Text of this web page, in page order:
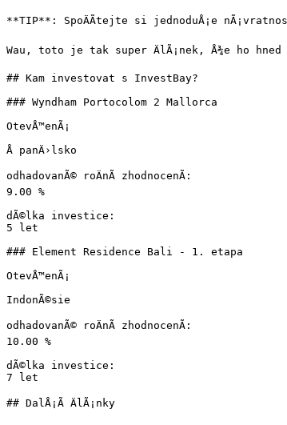
**TIP**: SpoÄÃ­tejte si jednoduÅ¡e
Wau, toto je tak super ÄlÃ¡nek, Å¾e ho hned
## Kam investovat s InvestBay?
### Wyndham Portocolom 2 Mallorca
OtevÅ™enÃ¡
Å panÄ›lsko
odhadovanÃ© roÄnÃ­ zhodnocenÃ­:
9.00 %
dÃ©lka investice:
5 let
### Element Residence Bali - 1. etapa
OtevÅ™enÃ¡
IndonÃ©sie
odhadovanÃ© roÄnÃ­ zhodnocenÃ­:
10.00 %
dÃ©lka investice:
7 let
## DalÅ¡Ã­ ÄlÃ¡nky